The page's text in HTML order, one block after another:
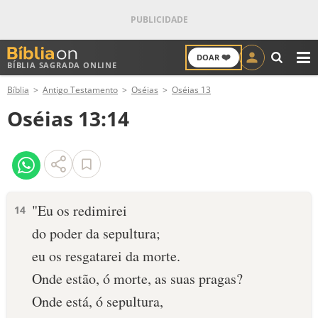
BÍBLIA SAGRADA ONLINE
DOAR ❤️
ANTIGO TESTAMENTO
NOVO TESTAMENTO
VERSÍCULOS
PALAVRA DO DIA
SALMO DO DIA
DEVOCIONAL DIÁRIO
Bíblia Antigo Testamento Oséias Oséias 13
Oséias 13:14
14 "Eu os redimirei
do poder da sepultura;
eu os resgatarei da morte.
Onde estão, ó morte, as suas pragas?
Onde está, ó sepultura,